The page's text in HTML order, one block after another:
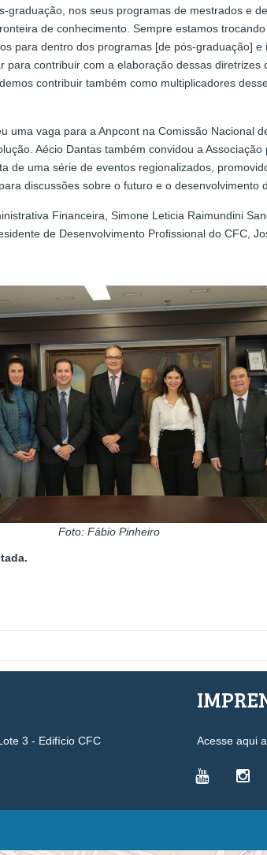
graduação, nos seus programas de mestrados e
de conhecimento. Sempre estamos
para dentro dos programas [de pós-graduação] e
para contribuir com a elaboração dessas diretrizes
contribuir também como multiplicadores
uma vaga para a Anpcont na Comissão Nacional
Aécio Dantas também convidou a
de uma série de eventos regionalizados,
discussões sobre o futuro e o desenvolvimento
Financeira, Simone Leticia Raimundini
de Desenvolvimento Profissional do CFC,
Foto: Fábio Pinheiro
3 - Edifício CFC
Acesse aqui